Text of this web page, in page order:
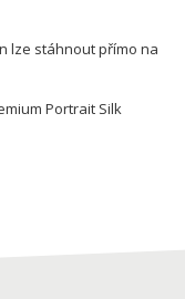
lze stáhnout přímo na
Portrait Silk